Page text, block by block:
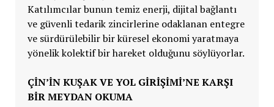
Katılımcılar bunun temiz enerji, dijital bağlantı
ve güvenli tedarik zincirlerine odaklanan entegre
ve sürdürülebilir bir küresel ekonomi yaratmaya
yönelik kolektif bir hareket olduğunu söylüyorlar.
ÇİN’İN KUŞAK VE YOL GİRİŞİMİ’NE KARŞI
BİR MEYDAN OKUMA